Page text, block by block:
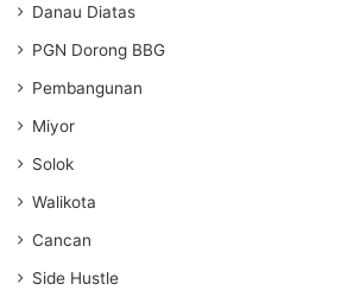
Danau Diatas
PGN Dorong BBG
Pembangunan
Miyor
Solok
Walikota
Cancan
Side Hustle